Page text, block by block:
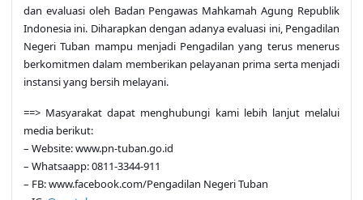
Indonesia ini. Diharapkan dengan adanya evaluasi ini, Pengadilan
Negeri Tuban mampu menjadi Pengadilan yang terus menerus
berkomitmen dalam memberikan pelayanan prima serta menjadi
instansi yang bersih melayani.
media berikut:
– Website: www.pn-tuban.go.id
– Whatsaapp: 0811-3344-911
– FB: www.facebook.com/Pengadilan Negeri Tuban
– IG:@pn_tuban